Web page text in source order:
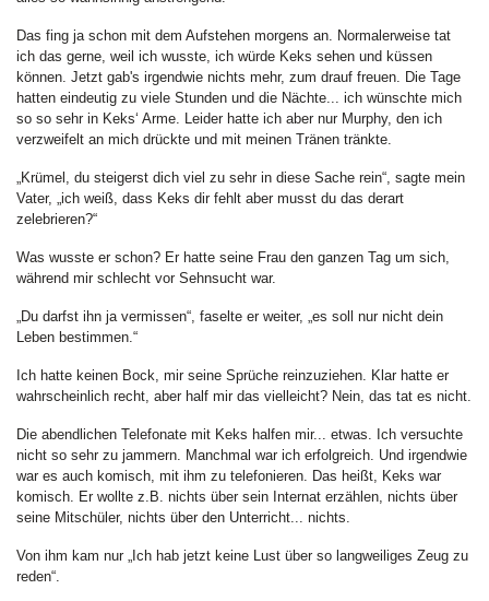
Das fing ja schon mit dem Aufstehen morgens an. Normalerweise tat
ich das gerne, weil ich wusste, ich würde Keks sehen und küssen
können. Jetzt gab's irgendwie nichts mehr, zum drauf freuen. Die Tage
hatten eindeutig zu viele Stunden und die Nächte... ich wünschte mich
so so sehr in Keks‘ Arme. Leider hatte ich aber nur Murphy, den ich
verzweifelt an mich drückte und mit meinen Tränen tränkte.
„Krümel, du steigerst dich viel zu sehr in diese Sache rein“, sagte mein
Vater, „ich weiß, dass Keks dir fehlt aber musst du das derart
zelebrieren?“
Was wusste er schon? Er hatte seine Frau den ganzen Tag um sich,
während mir schlecht vor Sehnsucht war.
„Du darfst ihn ja vermissen“, faselte er weiter, „es soll nur nicht dein
Leben bestimmen.“
Ich hatte keinen Bock, mir seine Sprüche reinzuziehen. Klar hatte er
wahrscheinlich recht, aber half mir das vielleicht? Nein, das tat es nicht.
Die abendlichen Telefonate mit Keks halfen mir... etwas. Ich versuchte
nicht so sehr zu jammern. Manchmal war ich erfolgreich. Und irgendwie
war es auch komisch, mit ihm zu telefonieren. Das heißt, Keks war
komisch. Er wollte z.B. nichts über sein Internat erzählen, nichts über
seine Mitschüler, nichts über den Unterricht... nichts.
Von ihm kam nur „Ich hab jetzt keine Lust über so langweiliges Zeug zu
reden“.